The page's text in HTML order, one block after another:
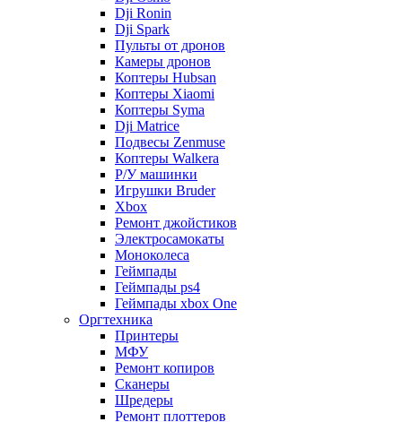
Dji Ronin
Dji Spark
Пульты от дронов
Камеры дронов
Коптеры Hubsan
Коптеры Xiaomi
Коптеры Syma
Dji Matrice
Подвесы Zenmuse
Коптеры Walkera
Р/У машинки
Игрушки Bruder
Xbox
Ремонт джойстиков
Электросамокаты
Моноколеса
Геймпады
Геймпады ps4
Геймпады xbox One
Оргтехника
Принтеры
МФУ
Ремонт копиров
Сканеры
Шредеры
Ремонт плоттеров